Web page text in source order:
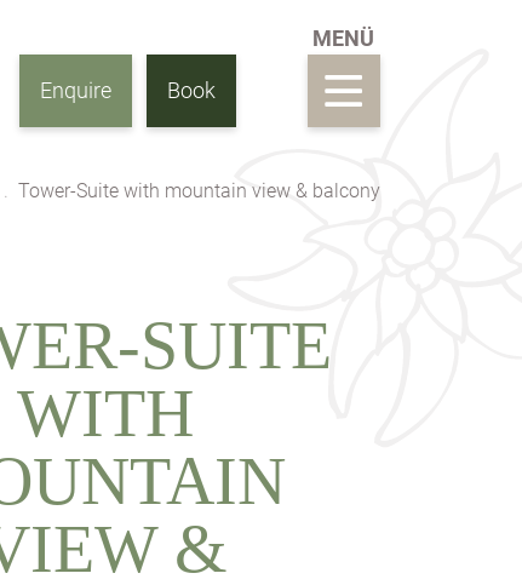
Enquire Book
Tower-Suite with mountain view & balcony
SUITE
WITH
&